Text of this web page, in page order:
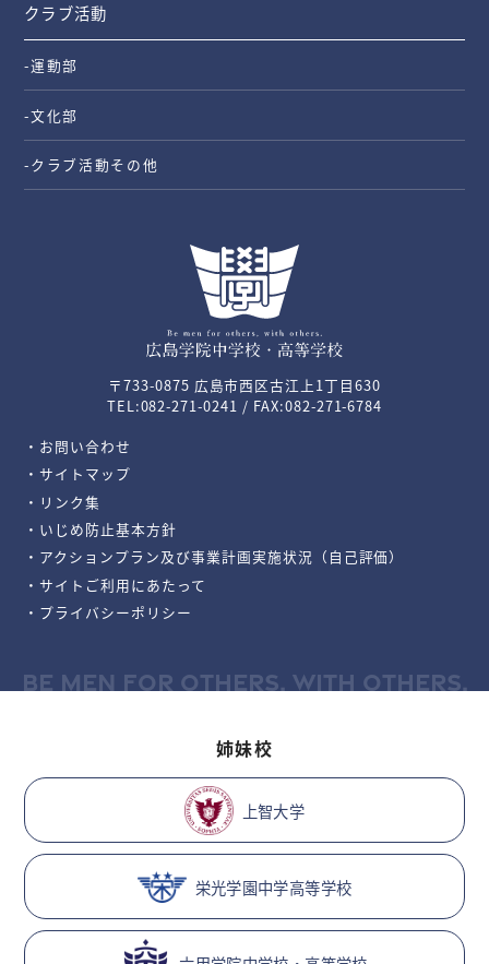
〒733-0875 広島市西区古江上1丁目630
TEL:082-271-0241 / FAX:082-271-6784
・お問い合わせ
・サイトマップ
・リンク集
・いじめ防止基本方針
・アクションプラン及び事業計画実施状況（自己評価）
・サイトご利用にあたって
・プライバシーポリシー
クラブ活動
-運動部
-文化部
-クラブ活動その他
BE MEN FOR OTHERS, WITH OTHERS.
姉妹校
上智大学
栄光学園中学高等学校